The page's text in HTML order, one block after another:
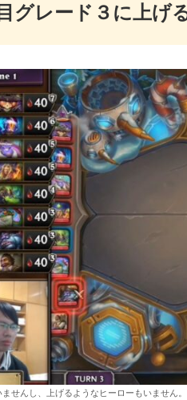
グレード３に上げ
せんし、上げるようなヒーローもいません。